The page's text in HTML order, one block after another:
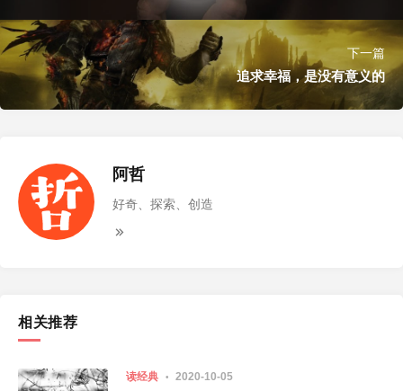
下一篇
追求幸福，是没有意义的
阿哲
好奇、探索、创造
相关推荐
读经典 2020-10-05